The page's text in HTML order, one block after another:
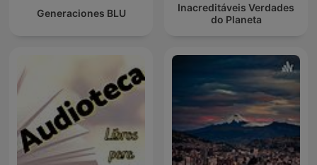
Generaciones BLU
Inacreditáveis Verdades
do Planeta